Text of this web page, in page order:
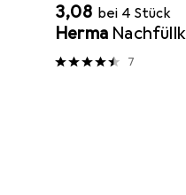
EUR
3,08 bei 4 Stück
Herma
7